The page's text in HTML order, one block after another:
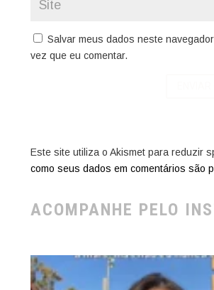
Salvar meus dados neste
vez que eu comentar.
Este site utiliza o Akismet para reduzir
como seus dados em comentários são
ACOMPANHE PELO